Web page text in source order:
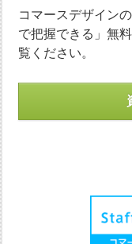
コマースデザイン
で把握できる」無
覧ください。